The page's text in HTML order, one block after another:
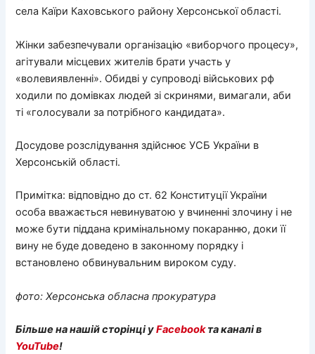
села Каїри Каховського району Херсонської області.
Жінки забезпечували організацію «виборчого процесу»,
агітували місцевих жителів брати участь у
«волевиявленні». Обидві у супроводі військових рф
ходили по домівках людей зі скринями, вимагали, аби
ті «голосували за потрібного кандидата».
Досудове розслідування здійснює УСБ України в
Херсонській області.
Примітка: відповідно до ст. 62 Конституції України
особа вважається невинуватою у вчиненні злочину і не
може бути піддана кримінальному покаранню, доки її
вину не буде доведено в законному порядку і
встановлено обвинувальним вироком суду.
фото: Херсонська обласна прокуратура
Більше на нашій сторінці уFacebookта каналі в
YouTube!